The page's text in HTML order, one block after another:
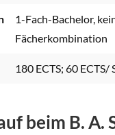
1-Fach-Bachelor,
Fächerkombination
180 ECTS; 60 ECTS/
beim B. A.